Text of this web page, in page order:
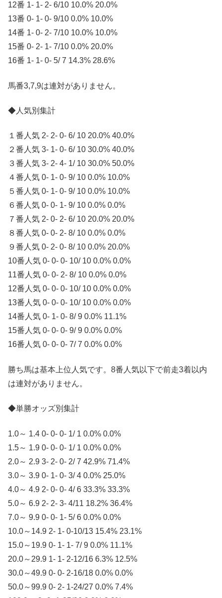
12番 1- 1- 2- 6/10 10.0% 20.0%
13番 0- 1- 0- 9/10 0.0% 10.0%
14番 1- 0- 2- 7/10 10.0% 10.0%
15番 0- 2- 1- 7/10 0.0% 20.0%
16番 1- 1- 0- 5/ 7 14.3% 28.6%
馬番3,7,9は連対がありません。
◆人気別集計
１番人気 2- 2- 0- 6/ 10 20.0% 40.0%
２番人気 3- 1- 0- 6/ 10 30.0% 40.0%
３番人気 3- 2- 4- 1/ 10 30.0% 50.0%
４番人気 0- 1- 0- 9/ 10 0.0% 10.0%
５番人気 0- 1- 0- 9/ 10 0.0% 10.0%
６番人気 0- 0- 1- 9/ 10 0.0% 0.0%
７番人気 2- 0- 2- 6/ 10 20.0% 20.0%
８番人気 0- 0- 2- 8/ 10 0.0% 0.0%
９番人気 0- 2- 0- 8/ 10 0.0% 20.0%
10番人気 0- 0- 0- 10/ 10 0.0% 0.0%
11番人気 0- 0- 2- 8/ 10 0.0% 0.0%
12番人気 0- 0- 0- 10/ 10 0.0% 0.0%
13番人気 0- 0- 0- 10/ 10 0.0% 0.0%
14番人気 0- 1- 0- 8/ 9 0.0% 11.1%
15番人気 0- 0- 0- 9/ 9 0.0% 0.0%
16番人気 0- 0- 0- 7/ 7 0.0% 0.0%
勝ち馬は基本上位人気です。8番人気以下で前走3着以内
は連対がありません。
◆単勝オッズ別集計
1.0～ 1.4 0- 0- 0- 1/ 1 0.0% 0.0%
1.5～ 1.9 0- 0- 0- 1/ 1 0.0% 0.0%
2.0～ 2.9 3- 2- 0- 2/ 7 42.9% 71.4%
3.0～ 3.9 0- 1- 0- 3/ 4 0.0% 25.0%
4.0～ 4.9 2- 0- 0- 4/ 6 33.3% 33.3%
5.0～ 6.9 2- 2- 3- 4/11 18.2% 36.4%
7.0～ 9.9 0- 0- 1- 5/ 6 0.0% 0.0%
10.0～14.9 2- 1- 0-10/13 15.4% 23.1%
15.0～19.9 0- 1- 1- 7/ 9 0.0% 11.1%
20.0～29.9 1- 1- 2-12/16 6.3% 12.5%
30.0～49.9 0- 0- 2-16/18 0.0% 0.0%
50.0～99.9 0- 2- 1-24/27 0.0% 7.4%